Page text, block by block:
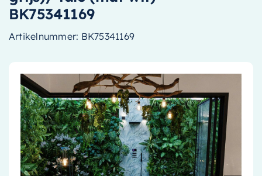
Douche
Badkamermeubels
Radiatoren
Accessoires
Installatiemateriaal
Klimaatbeheersing
BK75341169
Artikelnummer: BK75341169